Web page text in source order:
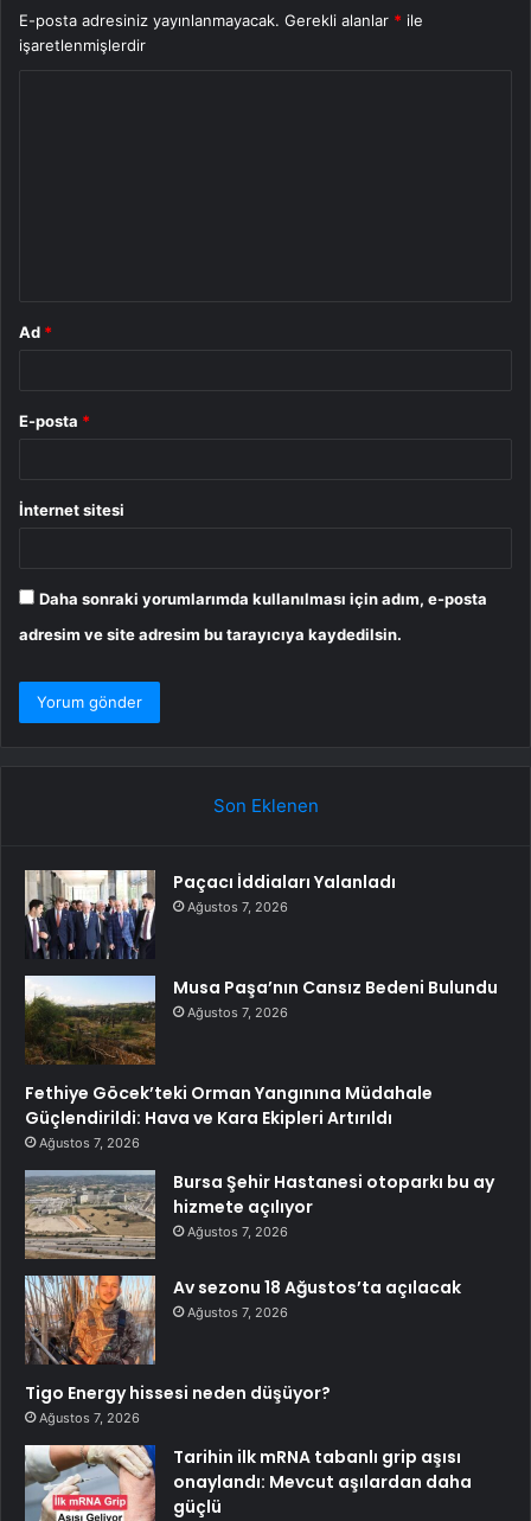
E-posta adresiniz yayınlanmayacak. Gerekli alanlar * ile
işaretlenmişlerdir
Ad *
E-posta *
İnternet sitesi
Daha sonraki yorumlarımda kullanılması için adım, e-posta
adresim ve site adresim bu tarayıcıya kaydedilsin.
Son Eklenen
Paçacı İddiaları Yalanladı
Ağustos 7, 2026
Musa Paşa’nın Cansız Bedeni Bulundu
Ağustos 7, 2026
Fethiye Göcek’teki Orman Yangınına Müdahale
Güçlendirildi: Hava ve Kara Ekipleri Artırıldı
Ağustos 7, 2026
Bursa Şehir Hastanesi otoparkı bu ay
hizmete açılıyor
Ağustos 7, 2026
Av sezonu 18 Ağustos’ta açılacak
Ağustos 7, 2026
Tigo Energy hissesi neden düşüyor?
Ağustos 7, 2026
Tarihin ilk mRNA tabanlı grip aşısı
onaylandı: Mevcut aşılardan daha
güçlü